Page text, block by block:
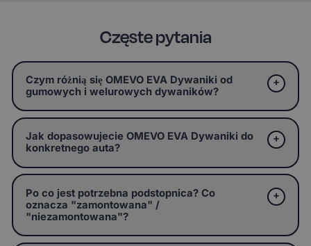
Częste pytania
Czym różnią się OMEVO EVA Dywaniki od
gumowych i welurowych dywaników?
Jak dopasowujecie OMEVO EVA Dywaniki do
konkretnego auta?
Po co jest potrzebna podstopnica? Co
oznacza "zamontowana" /
"niezamontowana"?